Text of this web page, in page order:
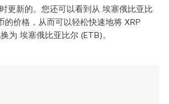
更新的。您还可以看到从 埃塞俄比亚比
的价格，从而可以轻松快速地将 XRP
为 埃塞俄比亚比尔 (ETB)。